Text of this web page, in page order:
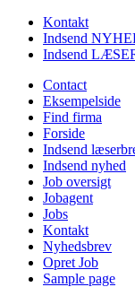
Kontakt
Indsend
Indsend
Contact
Eksempelside
Find firma
Forside
Indsend
Indsend nyhed
Job oversigt
Jobagent
Jobs
Kontakt
Nyhedsbrev
Opret Job
Sample page